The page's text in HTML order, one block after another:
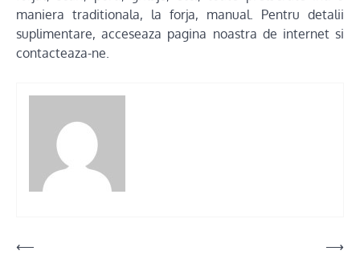
maniera traditionala, la forja, manual. Pentru detalii
suplimentare, acceseaza pagina noastra de internet si
contacteaza-ne.
Post
⟵ ⟶